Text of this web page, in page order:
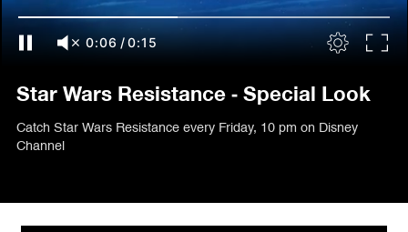
0:07 /0:15
Star Wars Resistance - Special Look
Catch Star Wars Resistance every Friday, 10 pm on Disney
Channel